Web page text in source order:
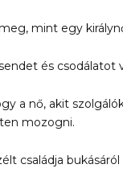
mint egy
és
a nő, akit
mozogni.
családja